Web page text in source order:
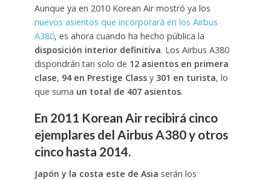
Aunque ya en 2010 Korean Air mostró ya los
nuevos asientos que incorporará en los Airbus
A380, es ahora cuando ha hecho pública la
disposición interior definitiva. Los Airbus A380
dispondrán tan solo de 12 asientos en primera
clase, 94 en Prestige Classy 301 en turista, lo
que suma un total de 407 asientos.
En 2011 Korean Air recibirá cinco
ejemplares del Airbus A380 y otros
cinco hasta 2014.
Japón y la costa este de Asia serán los